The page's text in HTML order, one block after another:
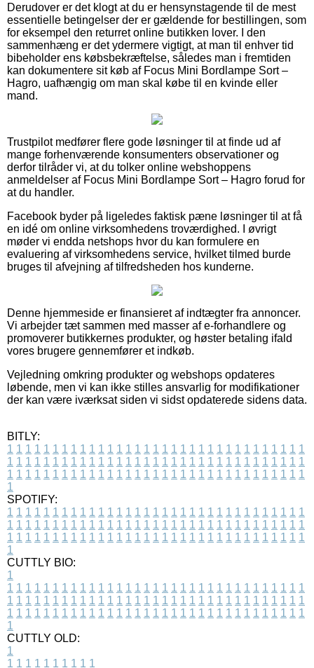
Derudover er det klogt at du er hensynstagende til de mest
essentielle betingelser der er gældende for bestillingen, som
for eksempel den returret online butikken lover. I den
sammenhæng er det ydermere vigtigt, at man til enhver tid
bibeholder ens købsbekræftelse, således man i fremtiden
kan dokumentere sit køb af Focus Mini Bordlampe Sort –
Hagro, uafhængig om man skal købe til en kvinde eller
mand.
Trustpilot medfører flere gode løsninger til at finde ud af
mange forhenværende konsumenters observationer og
derfor tilråder vi, at du tolker online webshoppens
anmeldelser af Focus Mini Bordlampe Sort – Hagro forud for
at du handler.
Facebook byder på ligeledes faktisk pæne løsninger til at få
en idé om online virksomhedens troværdighed. I øvrigt
møder vi endda netshops hvor du kan formulere en
evaluering af virksomhedens service, hvilket tilmed burde
bruges til afvejning af tilfredsheden hos kunderne.
Denne hjemmeside er finansieret af indtægter fra annoncer.
Vi arbejder tæt sammen med masser af e-forhandlere og
promoverer butikkernes produkter, og høster betaling ifald
vores brugere gennemfører et indkøb.
Vejledning omkring produkter og webshops opdateres
løbende, men vi kan ikke stilles ansvarlig for modifikationer
der kan være iværksat siden vi sidst opdaterede sidens data.
BITLY:
1 1 1 1 1 1 1 1 1 1 1 1 1 1 1 1 1 1 1 1 1 1 1 1 1 1 1 1 1 1 1 1 1
1 1 1 1 1 1 1 1 1 1 1 1 1 1 1 1 1 1 1 1 1 1 1 1 1 1 1 1 1 1 1 1 1
1 1 1 1 1 1 1 1 1 1 1 1 1 1 1 1 1 1 1 1 1 1 1 1 1 1 1 1 1 1 1 1 1
1
SPOTIFY:
1 1 1 1 1 1 1 1 1 1 1 1 1 1 1 1 1 1 1 1 1 1 1 1 1 1 1 1 1 1 1 1 1
1 1 1 1 1 1 1 1 1 1 1 1 1 1 1 1 1 1 1 1 1 1 1 1 1 1 1 1 1 1 1 1 1
1 1 1 1 1 1 1 1 1 1 1 1 1 1 1 1 1 1 1 1 1 1 1 1 1 1 1 1 1 1 1 1 1
1
CUTTLY BIO:
1
1 1 1 1 1 1 1 1 1 1 1 1 1 1 1 1 1 1 1 1 1 1 1 1 1 1 1 1 1 1 1 1 1
1 1 1 1 1 1 1 1 1 1 1 1 1 1 1 1 1 1 1 1 1 1 1 1 1 1 1 1 1 1 1 1 1
1 1 1 1 1 1 1 1 1 1 1 1 1 1 1 1 1 1 1 1 1 1 1 1 1 1 1 1 1 1 1 1 1
1
CUTTLY OLD:
1
1 1 1 1 1 1 1 1 1 1